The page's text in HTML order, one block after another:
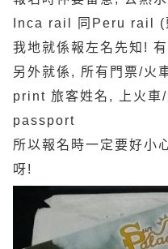
Inca rail 同Peru rail (
我地就係報左名先知!
另外就係, 所有門票/火
print 旅客姓名, 上火車
passport
所以報名時一定要好小
呀!